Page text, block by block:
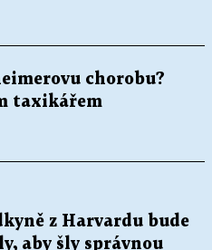
chorobu?
taxikářem
z Harvardu bude
aby šly správnou